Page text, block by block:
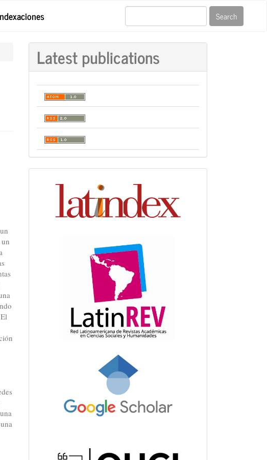
Search
Latest publications
Indexación